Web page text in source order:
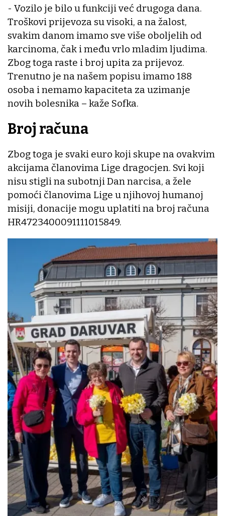
- Vozilo je bilo u funkciji već drugoga dana.
Troškovi prijevoza su visoki, a na žalost,
svakim danom imamo sve više oboljelih od
karcinoma, čak i među vrlo mladim ljudima.
Zbog toga raste i broj upita za prijevoz.
Trenutno je na našem popisu imamo 188
osoba i nemamo kapaciteta za uzimanje
novih bolesnika – kaže Sofka.
Broj računa
Zbog toga je svaki euro koji skupe na ovakvim
akcijama članovima Lige dragocjen. Svi koji
nisu stigli na subotnji Dan narcisa, a žele
pomoći članovima Lige u njihovoj humanoj
misiji, donacije mogu uplatiti na broj računa
HR4723400091111015849.